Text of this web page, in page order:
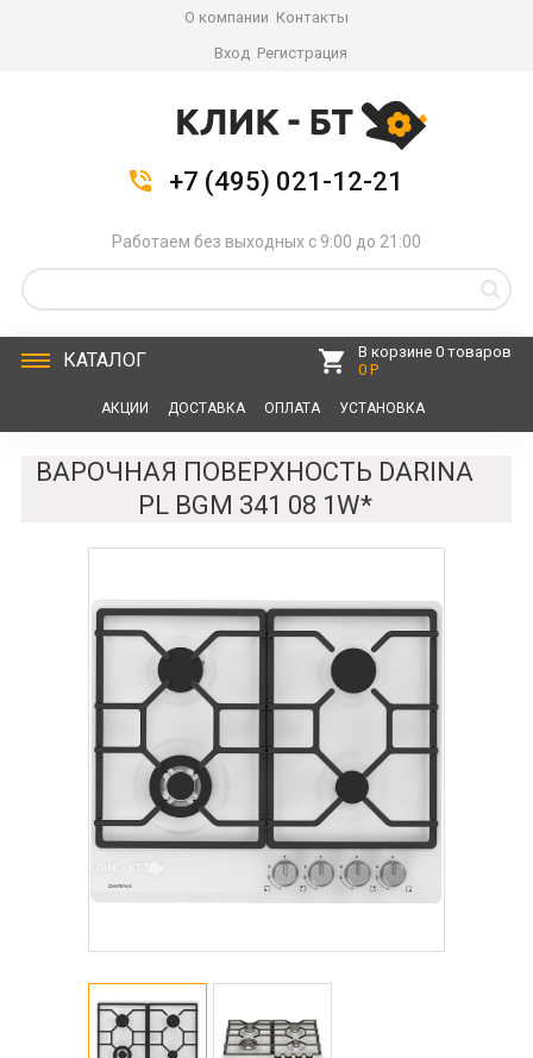
О компании Контакты
Вход Регистрация
+7 (495) 021-12-21
Работаем без выходных с 9:00 до 21:00
КАТАЛОГ
В корзине 0 товаров
0 Р
АКЦИИ ДОСТАВКА ОПЛАТА УСТАНОВКА
ВАРОЧНАЯ ПОВЕРХНОСТЬ DARINA
PL BGM 341 08 1W*